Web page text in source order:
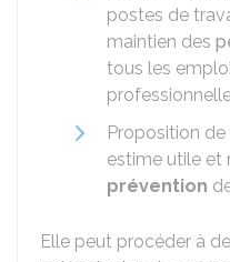
postes de
maintien des
tous les
Proposition
estime utile et
prévention
Elle peut procéder à